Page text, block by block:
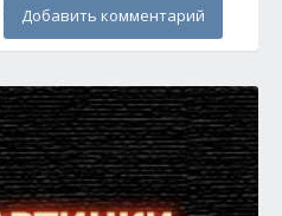
Добавить комментарий